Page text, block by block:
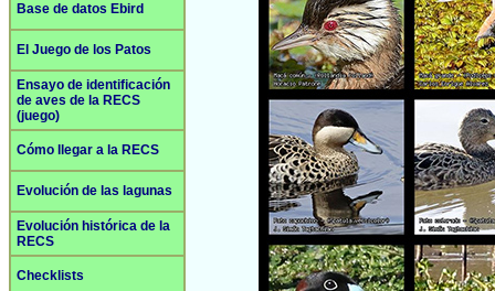
Base de datos Ebird
El Juego de los Patos
Ensayo de identificación
de aves de la RECS
(juego)
Cómo llegar a la RECS
Evolución de las lagunas
Evolución histórica de la
RECS
Checklists